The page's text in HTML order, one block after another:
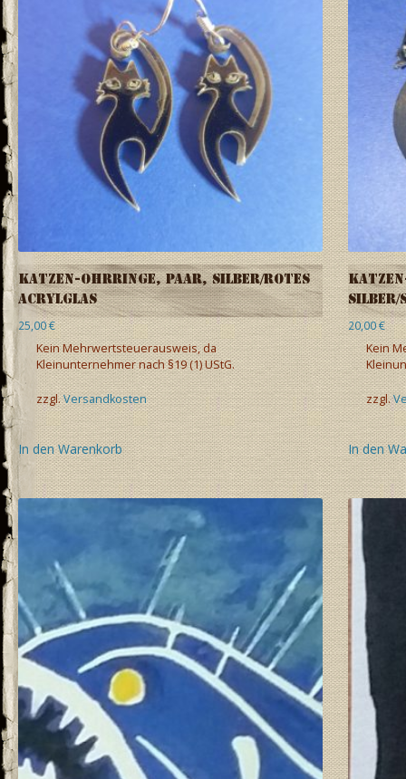
Katzen-Ohrringe, Paar, Silber/rotes
Acrylglas
25,00€
Kein Mehrwertsteuerausweis, da
Kleinunternehmer nach §19 (1) UStG.
zzgl.Versandkosten
In den Warenkorb
Silber/
20,00€
Kein
zzgl.
In den